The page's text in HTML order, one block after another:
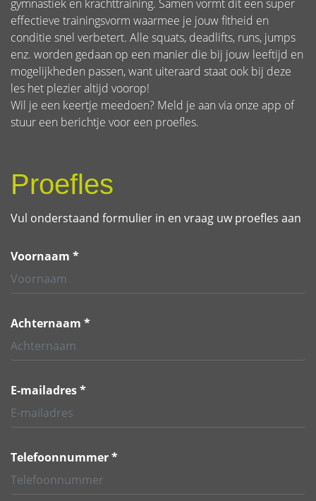
gymnastiek en krachttraining. Samen vormt dit een super
effectieve trainingsvorm waarmee je jouw fitheid en
conditie snel verbetert. Alle squats, deadlifts, runs, jumps
enz. worden gedaan op een manier die bij jouw leeftijd en
mogelijkheden passen, want uiteraard staat ook bij deze
les het plezier altijd voorop!
Wil je een keertje meedoen? Meld je aan via onze app of
stuur een berichtje voor een proefles.
Proefles
Vul onderstaand formulier in en vraag uw proefles aan
Voornaam *
Achternaam *
E-mailadres *
Telefoonnummer *